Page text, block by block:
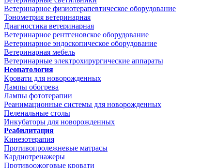
Ветеринарное физиотерапевтическое оборудование
Тонометрия ветеринарная
Диагностика ветеринарная
Ветеринарное рентгеновское оборудование
Ветеринарное эндоскопическое оборудование
Ветеринарная мебель
Ветеринарные электрохирургические аппараты
Неонатология
Кровати для новорожденных
Лампы обогрева
Лампы фототерапии
Реанимационные системы для новорожденных
Пеленальные столы
Инкубаторы для новорожденных
Реабилитация
Кинезотерапия
Противопролежневые матрасы
Кардиотренажеры
Противоожоговые кровати